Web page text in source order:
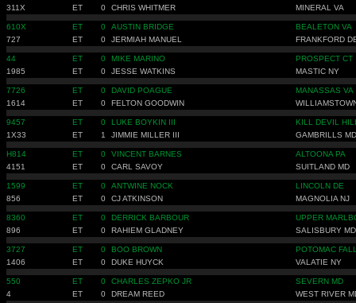
311X
ET 0 CHRIS WHITMER MINERAL VA
610X ET 0 AUSTIN BRIDGE
BEALETON VA
727
ET 0 JERMIAH MANUEL FRANKFORD
44 ET 0 MIKE MARINO
PROSPECT CT
1985
ET 0 JESSE WATKINS MASTIC NY
7726 ET 0 DAVID POAGUE
MANASSAS VA
1614
ET 0 FELTON GOODWIN
9457 ET 0 LUKE BOYKIN III
KILL DEVIL
1X33
ET 1 JIMMIE MILLER III GAMBRILLS MD
H814 ET 0 VINCENT BARNES
ALTOONA PA
4151
ET 0 CARL SAVOY SUITLAND MD
1599 ET 0 ANTWINE NOCK
LINCOLN DE
856
ET 0 CJ ATKINSON MAGNOLIA NJ
8360 ET 0 DERRICK BARBOUR
UPPER
896
ET 0 RAHIEM GLADNEY SALISBURY MD
3727 ET 0 BOO BROWN
POTOMAC
1406
ET 0 DUKE HUYCK VALATIE NY
550 ET 0 CHARLES ZEPKO JR
SEVERN MD
4
ET 0 DREAM REED WEST RIVER